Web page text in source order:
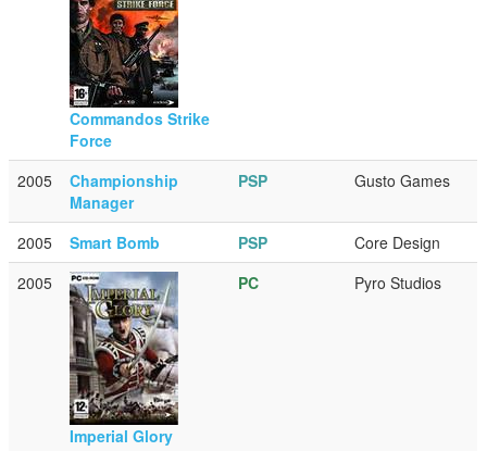
Commandos Strike
Force
2005
Championship
Manager
PSP Gusto Games
2005 Smart Bomb PSP
Core Design
2005
Imperial Glory
PC Pyro Studios